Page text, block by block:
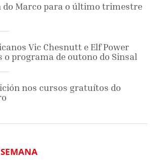
do Marco para o último trimestre
Vic Chesnutt e Elf Power
o programa de outono do Sinsal
nos cursos gratuítos do